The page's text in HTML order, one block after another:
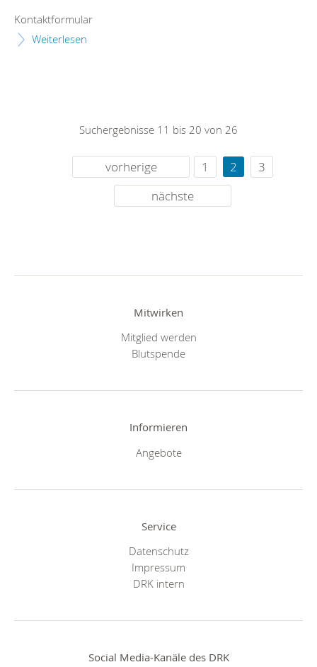
Kontaktformular
Weiterlesen
Suchergebnisse 11 bis 20 von 26
vorherige 1 2
3
nächste
Mitwirken
Mitglied werden
Blutspende
Informieren
Angebote
Service
Datenschutz
Impressum
DRK intern
Social Media-Kanäle des DRK